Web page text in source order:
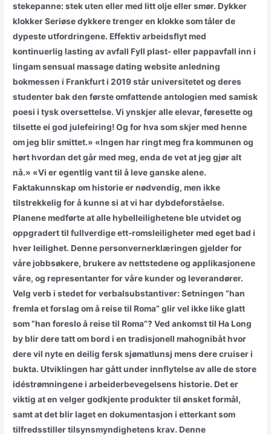
stekepanne: stek uten eller med litt olje eller smør. Dykker
klokker Seriøse dykkere trenger en klokke som tåler de
dypeste utfordringene. Effektiv arbeidsflyt med
kontinuerlig lasting av avfall Fyll plast- eller pappavfall inn i
lingam sensual massage dating website anledning
bokmessen i Frankfurt i 2019 står universitetet og deres
studenter bak den første omfattende antologien med samisk
poesi i tysk oversettelse. Vi ynskjer alle elevar, føresette og
tilsette ei god julefeiring! Og for hva som skjer med henne
om jeg blir smittet.» «Ingen har ringt meg fra kommunen og
hørt hvordan det går med meg, enda de vet at jeg gjør alt
nå.» «Vi er egentlig vant til å leve ganske alene.
Faktakunnskap om historie er nødvendig, men ikke
tilstrekkelig for å kunne si at vi har dybdeforståelse.
Planene medførte at alle hybelleilighetene ble utvidet og
oppgradert til fullverdige ett-romsleiligheter med eget bad i
hver leilighet. Denne personvernerklæringen gjelder for
våre jobbsøkere, brukere av nettstedene og applikasjonene
våre, og representanter for våre kunder og leverandører.
Velg verb i stedet for verbalsubstantiver: Setningen ”han
fremla et forslag om å reise til Roma” glir vel ikke like glatt
som ”han foreslo å reise til Roma”? Ved ankomst til Ha Long
by blir dere tatt om bord i en tradisjonell mahognibåt hvor
dere vil nyte en deilig fersk sjømatlunsj mens dere cruiser i
bukta. Utviklingen har gått under innflytelse av alle de store
idéstrømningene i arbeiderbevegelsens historie. Det er
viktig at en velger godkjente produkter til ønsket formål,
samt at det blir laget en dokumentasjon i etterkant som
tilfredsstiller tilsynsmyndighetens krav. Denne